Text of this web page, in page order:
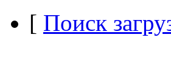
[ Поиск